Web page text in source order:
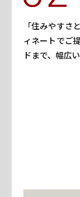
「住みやすさ
ィネートでご
ドまで、幅広